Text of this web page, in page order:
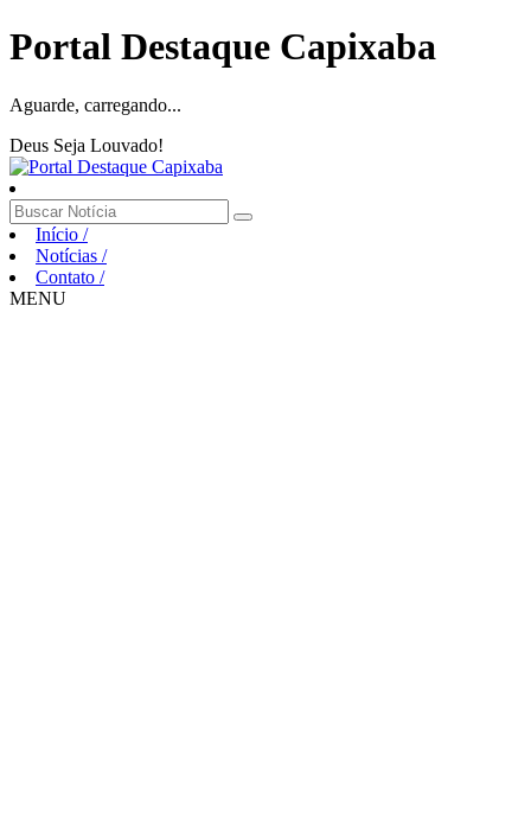
Portal Destaque Capixaba
Aguarde, carregando...
Deus Seja Louvado!
Início /
Notícias /
Contato /
MENU